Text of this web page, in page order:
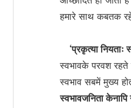
हमारे साथ कबतक
‘प्रकृत्या नियताः
स्वभावके परवश रहते
स्वभाव सबमें मुख्य
स्वभावजनिता